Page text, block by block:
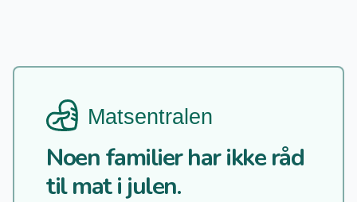
Noen familier har ikke råd
til mat i julen.